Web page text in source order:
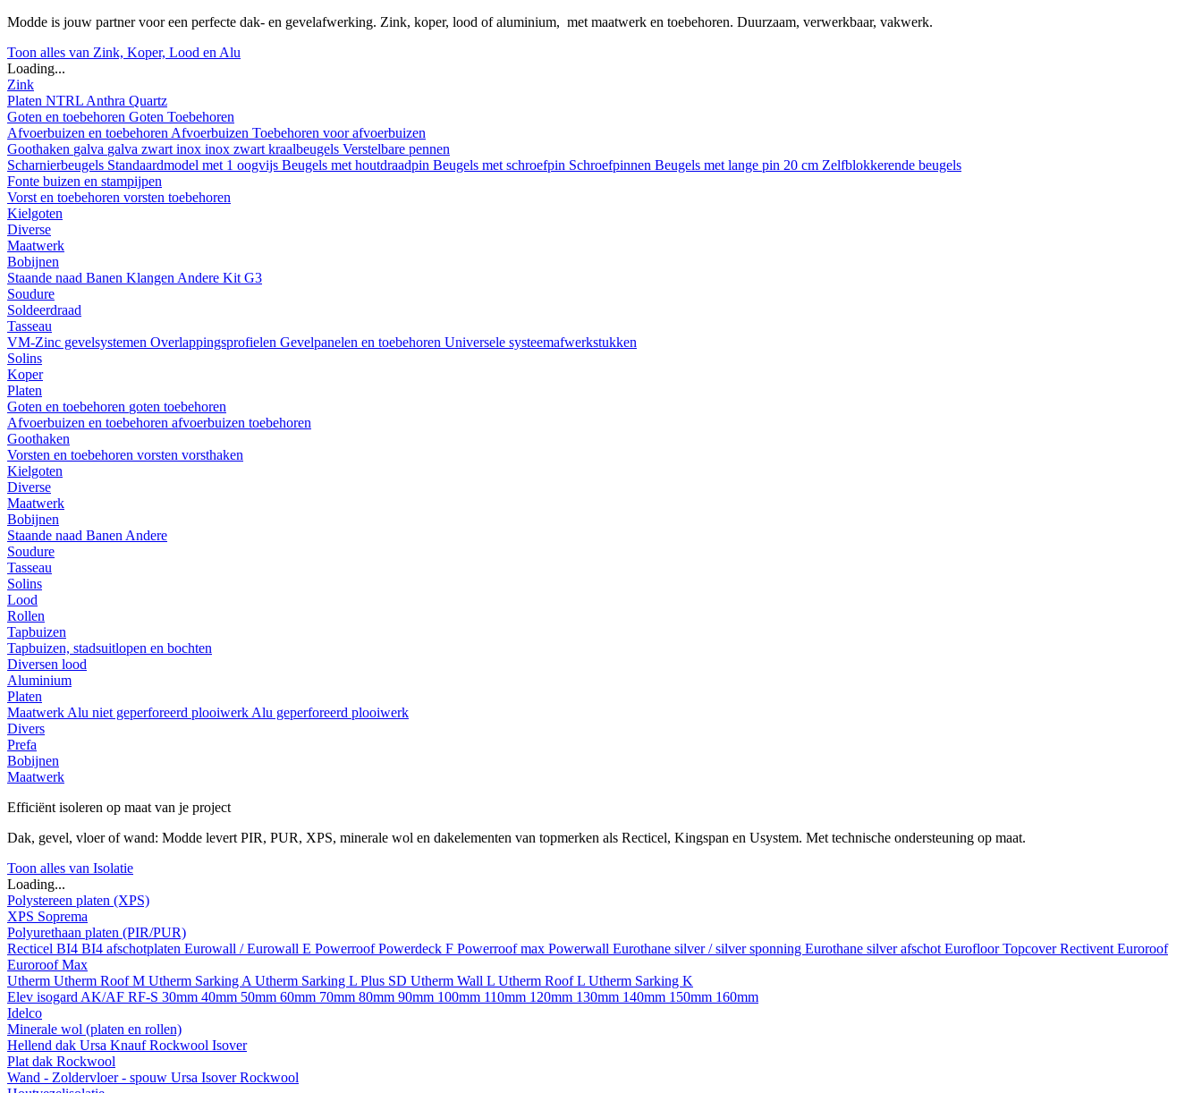
Modde is jouw partner voor een perfecte dak- en gevelafwerking. Zink, koper, lood of aluminium, met maatwerk en toebehoren. Duurzaam, verwerkbaar, vakwerk.
Toon alles van Zink, Koper, Lood en Alu
Loading...
Zink
Platen NTRL Anthra Quartz
Goten en toebehoren Goten Toebehoren
Afvoerbuizen en toebehoren Afvoerbuizen Toebehoren voor afvoerbuizen
Goothaken galva galva zwart inox inox zwart kraalbeugels Verstelbare pennen
Scharnierbeugels Standaardmodel met 1 oogvijs Beugels met houtdraadpin Beugels met schroefpin Schroefpinnen Beugels met lange pin 20 cm Zelfblokkerende beugels
Fonte buizen en stampijpen
Vorst en toebehoren vorsten toebehoren
Kielgoten
Diverse
Maatwerk
Bobijnen
Staande naad Banen Klangen Andere Kit G3
Soudure
Soldeerdraad
Tasseau
VM-Zinc gevelsystemen Overlappingsprofielen Gevelpanelen en toebehoren Universele systeemafwerkstukken
Solins
Koper
Platen
Goten en toebehoren goten toebehoren
Afvoerbuizen en toebehoren afvoerbuizen toebehoren
Goothaken
Vorsten en toebehoren vorsten vorsthaken
Kielgoten
Diverse
Maatwerk
Bobijnen
Staande naad Banen Andere
Soudure
Tasseau
Solins
Lood
Rollen
Tapbuizen
Tapbuizen, stadsuitlopen en bochten
Diversen lood
Aluminium
Platen
Maatwerk Alu niet geperforeerd plooiwerk Alu geperforeerd plooiwerk
Divers
Prefa
Bobijnen
Maatwerk
Efficiënt isoleren op maat van je project
Dak, gevel, vloer of wand: Modde levert PIR, PUR, XPS, minerale wol en dakelementen van topmerken als Recticel, Kingspan en Usystem. Met technische ondersteuning op maat.
Toon alles van Isolatie
Loading...
Polystereen platen (XPS)
XPS Soprema
Polyurethaan platen (PIR/PUR)
Recticel BI4 BI4 afschotplaten Eurowall / Eurowall E PowerroofPowerdeck F Powerroof max Powerwall Eurothane silver / silver sponning Eurothane silver afschot EurofloorTopcoverRectivent Euroroof
Euroroof Max
Utherm Utherm Roof M Utherm Sarking A Utherm Sarking L Plus SD Utherm Wall L Utherm Roof L Utherm Sarking K
Elev isogard AK/AF RF-S 30mm 40mm 50mm 60mm 70mm 80mm 90mm 100mm 110mm 120mm 130mm 140mm 150mm 160mm
Idelco
Minerale wol (platen en rollen)
Hellend dak Ursa KnaufRockwool Isover
Plat dak Rockwool
Wand - Zoldervloer - spouw Ursa IsoverRockwool